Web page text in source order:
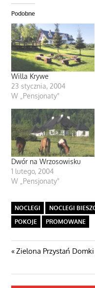
Podobne
Willa Krywe
23 stycznia, 2004
W „Pensjonaty"
Dwór na Wrzosowisku
1 lutego, 2004
W „Pensjonaty"
NOCLEGI NOCLEGI
POKOJE
PROMOWANE
Nawigacja
wpisu
Poprzedni
Zielona Przystań